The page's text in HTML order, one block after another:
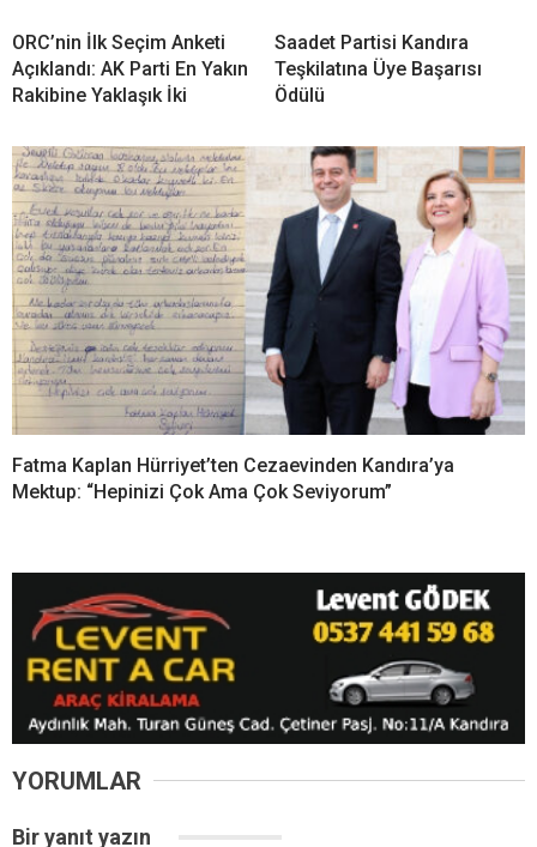
ORC’nin İlk Seçim Anketi
Açıklandı: AK Parti En Yakın
Rakibine Yaklaşık İki
Saadet Partisi Kandıra
Teşkilatına Üye Başarısı
Ödülü
Fatma Kaplan Hürriyet’ten Cezaevinden Kandıra’ya
Mektup: “Hepinizi Çok Ama Çok Seviyorum”
YORUMLAR
Bir yanıt yazın